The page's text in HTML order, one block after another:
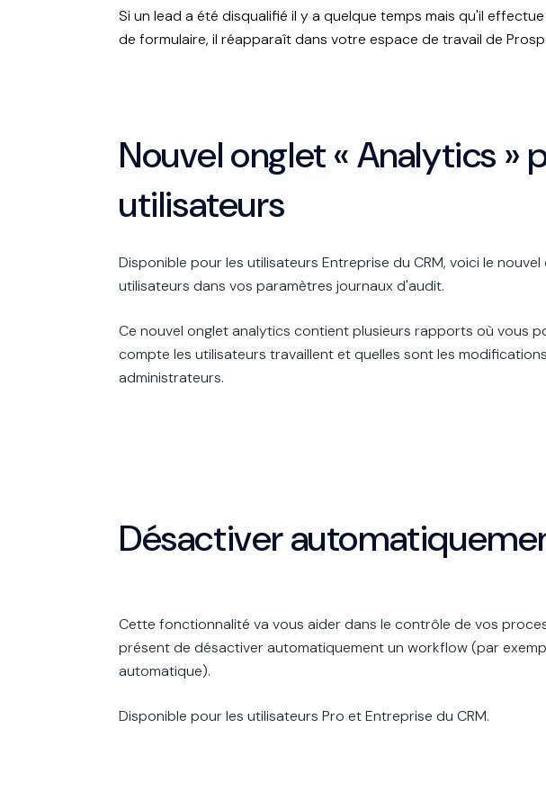
Si un lead a été disqualifié il y a quelque temps mais qu'il
de formulaire, il réapparaît dans votre espace de travail de
Nouvel onglet « Analytics »
utilisateurs
Disponible pour les utilisateurs Entreprise du CRM, voici le
utilisateurs dans vos paramètres journaux d'audit.
Ce nouvel onglet analytics contient plusieurs rapports où vous
compte les utilisateurs travaillent et quelles sont les
administrateurs.
Désactiver
Cette fonctionnalité va vous aider dans le contrôle de vos
présent de désactiver automatiquement un workflow (par
automatique).
Disponible pour les utilisateurs Pro et Entreprise du CRM.